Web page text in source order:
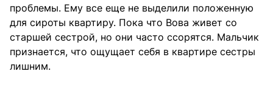
проблемы. Ему все еще не выделили положенную
для сироты квартиру. Пока что Вова живет со
старшей сестрой, но они часто ссорятся. Мальчик
признается, что ощущает себя в квартире сестры
лишним.